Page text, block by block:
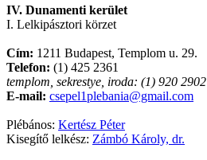
IV. Dunamenti kerület
I. Lelkipásztori körzet
Cím: 1211 Budapest, Templom u. 29.
Telefon: (1) 425 2361
templom, sekrestye, iroda: (1) 920 2902
E-mail: csepel1plebania@gmail.com
Plébános: Kertész Péter
Kisegítő lelkész: Zámbó Károly, dr.